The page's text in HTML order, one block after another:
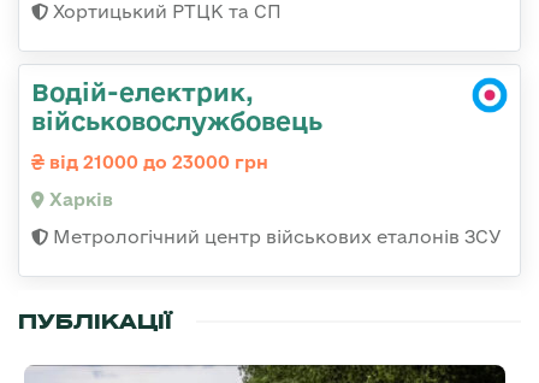
Хортицький РТЦК та СП
Водій-електрик,
військовослужбовець
від 21000 до 23000 грн
Харків
Метрологічний центр військових еталонів ЗСУ
ПУБЛІКАЦІЇ